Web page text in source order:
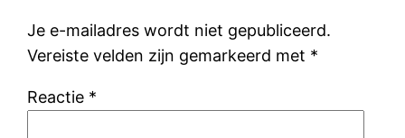
Je e-mailadres wordt niet gepubliceerd.
Vereiste velden zijn gemarkeerd met *
Reactie *